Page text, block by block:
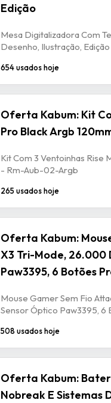
Edição
Mesa Digitalizadora Com
Desenho, Ilustração, Edição
654 usados hoje
Oferta Kabum: Kit
Pro Black Argb
Kit Com 3 Ventoinhas Rise
- Rm-Aub-02-Argb
265 usados hoje
Oferta Kabum:
X3 Tri-Mode, 26.000
Paw3395, 6 Botões
Mouse Gamer Sem Fio
Sensor Óptico Paw3395,
508 usados hoje
Oferta Kabum:
Nobreak E Sistemas